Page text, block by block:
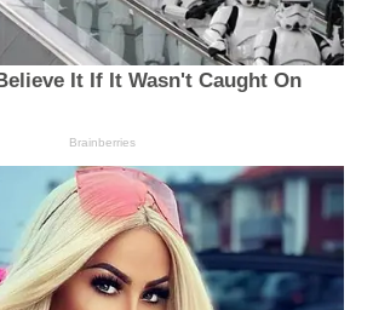
It If It Wasn't Caught On
Brainberries